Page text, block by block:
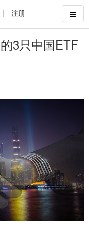
| 注册
3只中国ETF